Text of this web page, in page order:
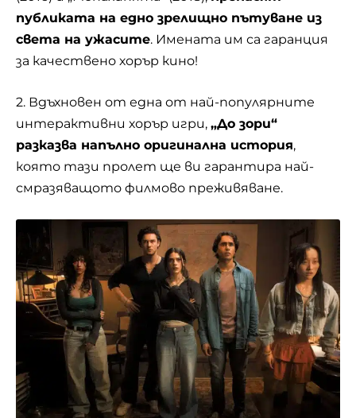
публиката на едно зрелищно пътуване из
света на ужасите. Имената им са гаранция
за качествено хорър кино!
2. Вдъхновен от една от най-популярните
интерактивни хорър игри, „До зори“
разказва напълно оригинална история,
която тази пролет ще ви гарантира най-
смразяващото филмово преживяване.